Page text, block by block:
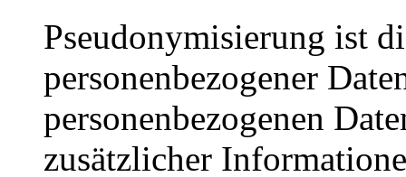
Pseudonymisierung ist
personenbezogener
personenbezogenen
zusätzlicher